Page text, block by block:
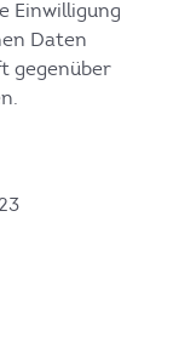
Einwilligung
Daten
gegenüber